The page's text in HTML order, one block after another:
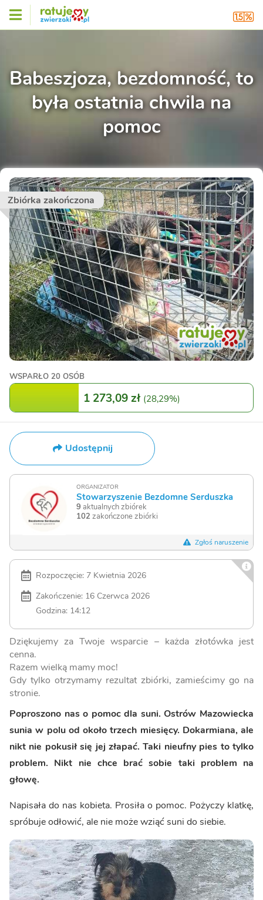
Babeszjoza, bezdomność, to
była ostatnia chwila na
pomoc
Zbiórka zakończona
WSPARŁO 20 OSÓB
1 273,09 zł (28,29%)
Udostępnij
ORGANIZATOR
Stowarzyszenie Bezdomne Serduszka
9aktualnych zbiórek
102 zakończone zbiórki
Zgłoś naruszenie
Rozpoczęcie: 7 Kwietnia 2026
Zakończenie: 16 Czerwca 2026
Godzina: 14:12
Dziękujemy za Twoje wsparcie – każda złotówka jest
cenna.
Razem wielką mamy moc!
Gdy tylko otrzymamy rezultat zbiórki, zamieścimy go na
stronie.
Poproszono nas o pomoc dla suni. Ostrów Mazowiecka
sunia w polu od około trzech miesięcy. Dokarmiana, ale
nikt nie pokusił się jej złapać. Taki nieufny pies to tylko
problem. Nikt nie chce brać sobie taki problem na
głowę.
Napisała do nas kobieta. Prosiła o pomoc. Pożyczy klatkę,
spróbuje odłowić, ale nie może wziąć suni do siebie.